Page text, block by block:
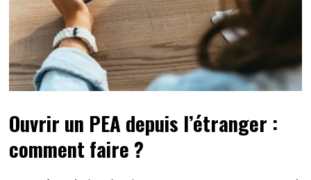
Ouvrir un PEA depuis l’étranger :
comment faire ?